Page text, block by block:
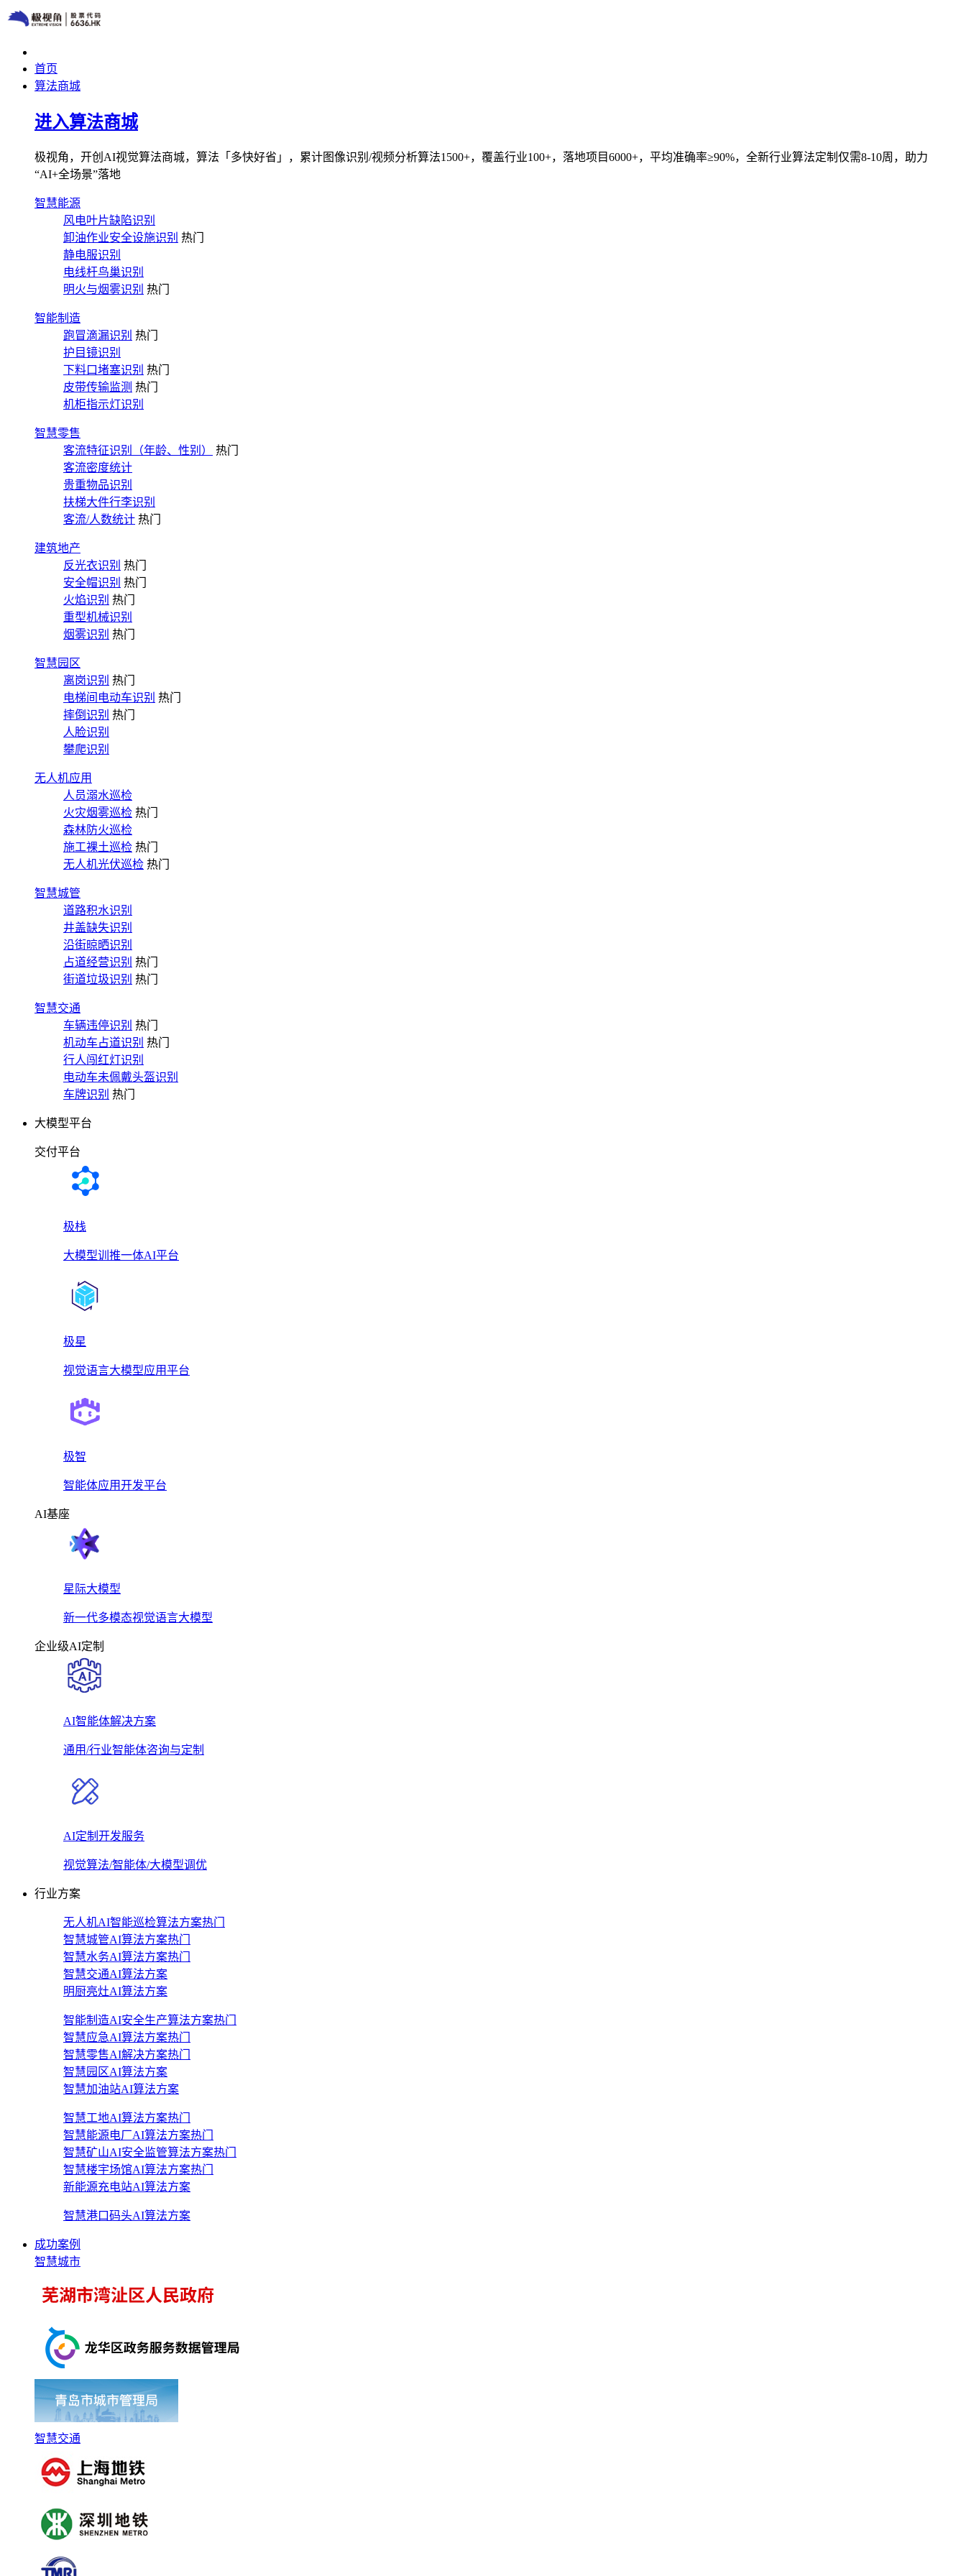
首页
算法商城
进入算法商城
极视角，开创AI视觉算法商城，算法「多快好省」，累计图像识别/视频分析算法1500+，覆盖行业100+，落地项目6000+，平均准确率≥90%，全新行业算法定制仅需8-10周，助力
“AI+全场景”落地
智慧能源
风电叶片缺陷识别
卸油作业安全设施识别 热门
静电服识别
电线杆鸟巢识别
明火与烟雾识别 热门
智能制造
跑冒滴漏识别 热门
护目镜识别
下料口堵塞识别 热门
皮带传输监测 热门
机柜指示灯识别
智慧零售
客流特征识别（年龄、性别）
热门
客流密度统计
贵重物品识别
扶梯大件行李识别
客流/人数统计 热门
建筑地产
反光衣识别 热门
安全帽识别 热门
火焰识别 热门
重型机械识别
烟雾识别 热门
智慧园区
离岗识别 热门
电梯间电动车识别 热门
摔倒识别 热门
人脸识别
攀爬识别
无人机应用
人员溺水巡检
火灾烟雾巡检 热门
森林防火巡检
施工裸土巡检 热门
无人机光伏巡检 热门
智慧城管
道路积水识别
井盖缺失识别
沿街晾晒识别
占道经营识别 热门
街道垃圾识别 热门
智慧交通
车辆违停识别 热门
机动车占道识别 热门
行人闯红灯识别
电动车未佩戴头盔识别
车牌识别 热门
大模型平台
交付平台
极栈
大模型训推一体AI平台
极星
视觉语言大模型应用平台
极智
智能体应用开发平台
AI基座
星际大模型
新一代多模态视觉语言大模型
企业级AI定制
AI智能体解决方案
通用/行业智能体咨询与定制
AI定制开发服务
视觉算法/智能体/大模型调优
行业方案
无人机AI智能巡检算法方案热门
智慧城管AI算法方案热门
智慧水务AI算法方案热门
智慧交通AI算法方案
明厨亮灶AI算法方案
智能制造AI安全生产算法方案热门
智慧应急AI算法方案热门
智慧零售AI解决方案热门
智慧园区AI算法方案
智慧加油站AI算法方案
智慧工地AI算法方案热门
智慧能源电厂AI算法方案热门
智慧矿山AI安全监管算法方案热门
智慧楼宇场馆AI算法方案热门
新能源充电站AI算法方案
智慧港口码头AI算法方案
成功案例
智慧城市
智慧交通